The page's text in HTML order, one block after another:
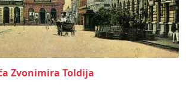
Zvonimira Toldija